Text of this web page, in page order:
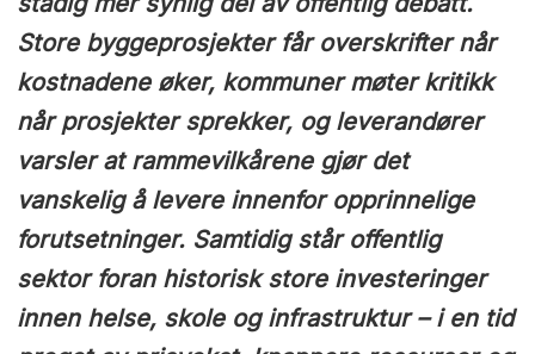
Store byggeprosjekter får overskrifter når
kostnadene øker, kommuner møter kritikk
når prosjekter sprekker, og leverandører
varsler at rammevilkårene gjør det
vanskelig å levere innenfor opprinnelige
forutsetninger. Samtidig står offentlig
sektor foran historisk store investeringer
innen helse, skole og infrastruktur – i en tid